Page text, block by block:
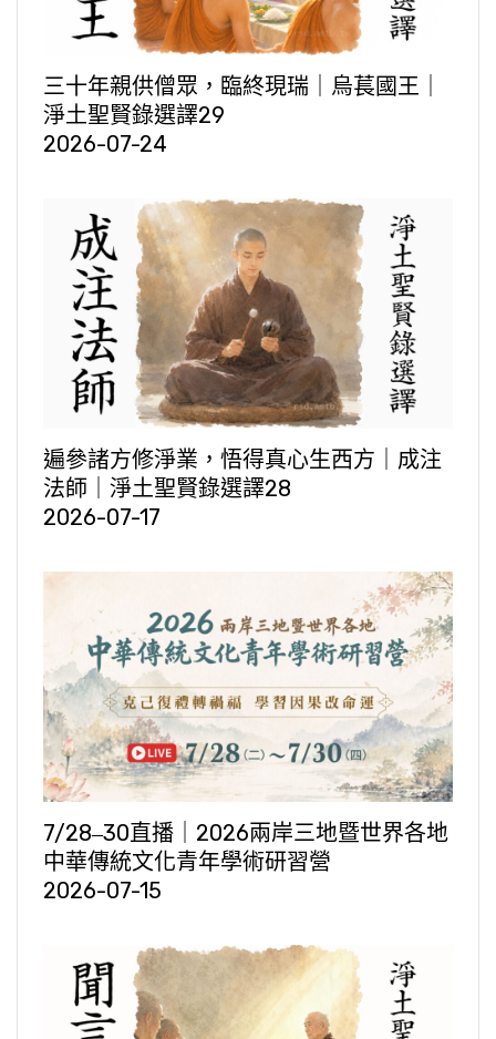
三十年親供僧眾，臨終現瑞｜烏萇國王｜
淨土聖賢錄選譯29
2026-07-24
遍參諸方修淨業，悟得真心生西方｜成注
法師｜淨土聖賢錄選譯28
2026-07-17
7/28‒30直播｜2026兩岸三地暨世界各地
中華傳統文化青年學術研習營
2026-07-15